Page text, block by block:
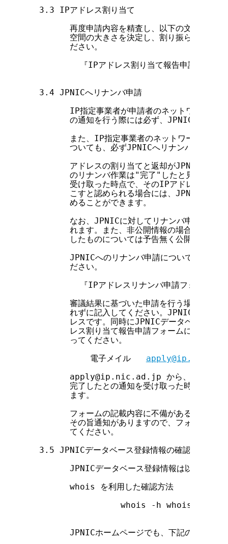
  3.3 IPアドレス割り当て
再度申請内容を精査し、以下の文書に示さ
空間の大きさを決定し、割り振られた空間
        ださい。
『IPアドレス割り当て報告申請処理に
  3.4 JPNICへリナンバ申請
IP指定事業者が申請者のネットワークに
の通知を行う際には必ず、JPNICへリナン
また、IP指定事業者のネットワークに対
ついても、必ずJPNICへリナンバ申請を行
アドレスの割り当てと返却がJPNICデータ
のリナンバ作業は"完了"したと見なされま
受け取った時点で、そのIPアドレスの割り
こすと認められる場合には、JPNICはその
        めることができます。
なお、JPNICに対してリナンバ申請された
れます。また、非公開情報の場合でも、
したものについては予告無く公開すること
JPNICへのリナンバ申請については、以下
        ださい。
『IPアドレスリナンバ申請フォーム(ユ
審議結果に基づいた申請を行う場合、申
れずに記入してください。JPNICへの申請
レスです。同時にJPNICデータベースへの
レス割り当て報告申請フォームに必要事項
        ってください。
            電子メイル
apply@ip.nic.ad.jp から、フォームが
完了したとの通知を受け取った時点で、IP
        ます。
フォームの記載内容に不備がある場合
その旨通知がありますので、フォームが受
        てください。
  3.5 JPNICデータベース登録情報の確認
JPNICデータベース登録情報は以下の方法
        whois を利用した確認方法
whois -h
JPNICホームページでも、下記のURLから